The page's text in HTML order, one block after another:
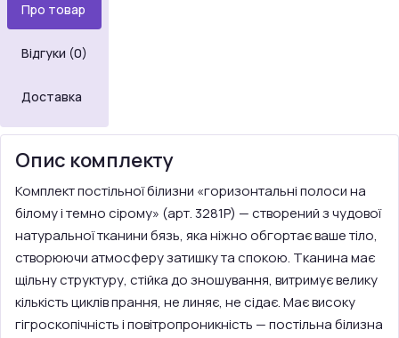
Про товар
Відгуки (0)
Доставка
Опис комплекту
Комплект постільної білизни «горизонтальні полоси на
білому і темно сірому» (арт. 3281P) — створений з чудової
натуральної тканини бязь, яка ніжно обгортає ваше тіло,
створюючи атмосферу затишку та спокою. Тканина має
щільну структуру, стійка до зношування, витримує велику
кількість циклів прання, не линяє, не сідає. Має високу
гігроскопічність і повітропроникність — постільна білизна